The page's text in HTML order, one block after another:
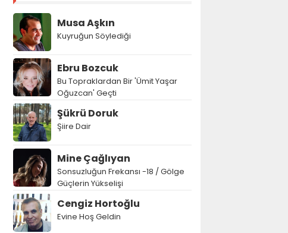
Musa Aşkın
Kuyruğun Söylediği
Ebru Bozcuk
Bu Topraklardan Bir 'Ümit Yaşar
Oğuzcan' Geçti
Şükrü Doruk
Şiire Dair
Mine Çağlıyan
Sonsuzluğun Frekansı -18 / Gölge
Güçlerin Yükselişi
Cengiz Hortoğlu
Evine Hoş Geldin